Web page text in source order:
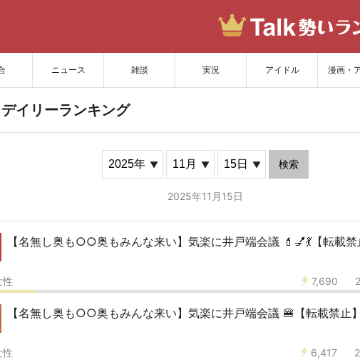
ニュース 雑談 実況 アイドル 漫画・
サイトを更新
デイリーランキング
検索
2025年11月15日
【名無し奥も○○奥もみんな来い】気楽に井戸端会議 💄💅💃【転載禁
7,690
性
【名無し奥も○○奥もみんな来い】気楽に井戸端会議 🍔【転載禁止】
6,417
性